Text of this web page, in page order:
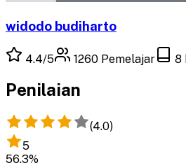
widodo budiharto
4.4/5 1260 Pemelajar 8
Penilaian
(4.0)
5
56.3%